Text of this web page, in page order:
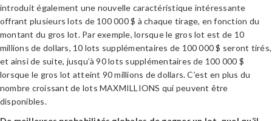
introduit également une nouvelle caractéristique intéressante
offrant plusieurs lots de 100 000 $ à chaque tirage, en fonction du
montant du gros lot. Par exemple, lorsque le gros lot est de 10
millions de dollars, 10 lots supplémentaires de 100 000 $ seront tirés,
et ainsi de suite, jusqu’à 90 lots supplémentaires de 100 000 $
lorsque le gros lot atteint 90 millions de dollars. C’est en plus du
nombre croissant de lots MAXMILLIONS qui peuvent être
disponibles.